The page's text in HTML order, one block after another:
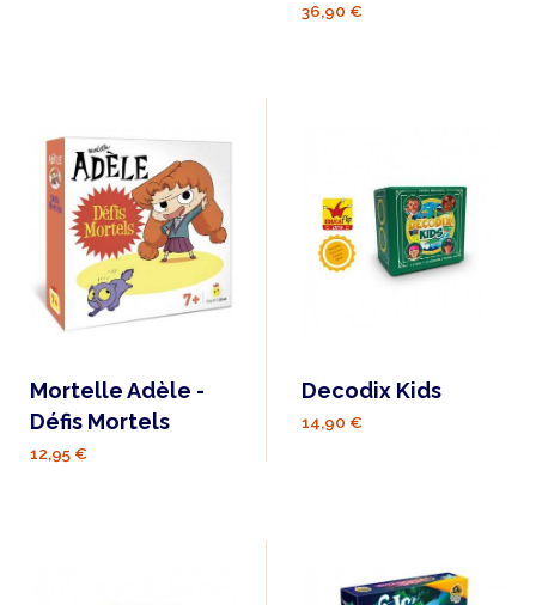
36,90 €
Mortelle Adèle -
Défis Mortels
12,95 €
Decodix Kids
14,90 €